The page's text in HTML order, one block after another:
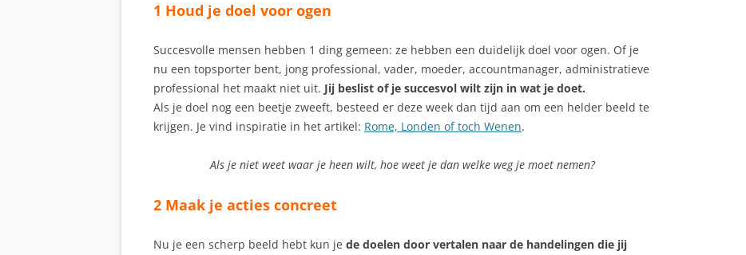
1 Houd je doel voor ogen
Succesvolle mensen hebben 1 ding gemeen: ze hebben een duidelijk doel voor ogen. Of je
nu een topsporter bent, jong professional, vader, moeder, accountmanager, administratieve
professional het maakt niet uit. Jij beslist of je succesvol wilt zijn in wat je doet.
Als je doel nog een beetje zweeft, besteed er deze week dan tijd aan om een helder beeld te
krijgen. Je vind inspiratie in het artikel: Rome, Londen of toch Wenen.
Als je niet weet waar je heen wilt, hoe weet je dan welke weg je moet nemen?
2 Maak je acties concreet
Nu je een scherp beeld hebt kun je de doelen door vertalen naar de handelingen die jij